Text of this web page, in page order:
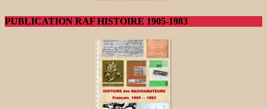
PUBLICATION RAF HISTOIRE 1905-1983